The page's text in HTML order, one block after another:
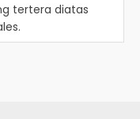
tertera diatas